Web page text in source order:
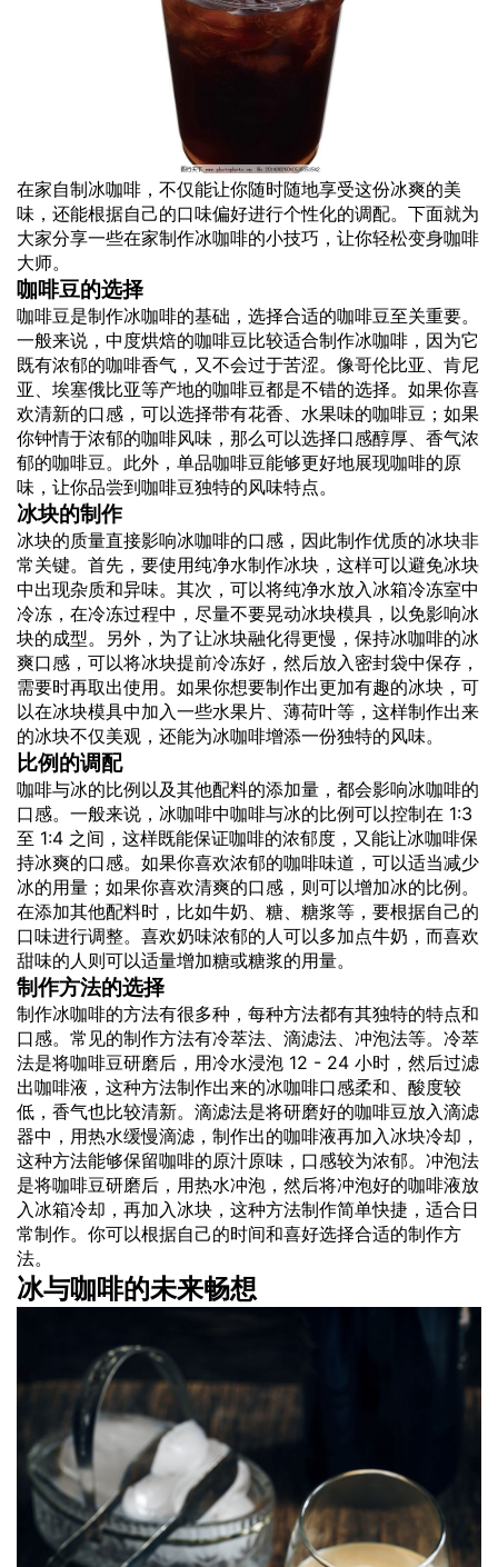
在家自制冰咖啡，不仅能让你随时随地享受这份冰爽的美
味，还能根据自己的口味偏好进行个性化的调配。下面就为
大家分享一些在家制作冰咖啡的小技巧，让你轻松变身咖啡
大师。
咖啡豆的选择
咖啡豆是制作冰咖啡的基础，选择合适的咖啡豆至关重要。
一般来说，中度烘焙的咖啡豆比较适合制作冰咖啡，因为它
既有浓郁的咖啡香气，又不会过于苦涩。像哥伦比亚、肯尼
亚、埃塞俄比亚等产地的咖啡豆都是不错的选择。如果你喜
欢清新的口感，可以选择带有花香、水果味的咖啡豆；如果
你钟情于浓郁的咖啡风味，那么可以选择口感醇厚、香气浓
郁的咖啡豆。此外，单品咖啡豆能够更好地展现咖啡的原
味，让你品尝到咖啡豆独特的风味特点。
冰块的制作
冰块的质量直接影响冰咖啡的口感，因此制作优质的冰块非
常关键。首先，要使用纯净水制作冰块，这样可以避免冰块
中出现杂质和异味。其次，可以将纯净水放入冰箱冷冻室中
冷冻，在冷冻过程中，尽量不要晃动冰块模具，以免影响冰
块的成型。另外，为了让冰块融化得更慢，保持冰咖啡的冰
爽口感，可以将冰块提前冷冻好，然后放入密封袋中保存，
需要时再取出使用。如果你想要制作出更加有趣的冰块，可
以在冰块模具中加入一些水果片、薄荷叶等，这样制作出来
的冰块不仅美观，还能为冰咖啡增添一份独特的风味。
比例的调配
咖啡与冰的比例以及其他配料的添加量，都会影响冰咖啡的
口感。一般来说，冰咖啡中咖啡与冰的比例可以控制在 1:3
至 1:4 之间，这样既能保证咖啡的浓郁度，又能让冰咖啡保
持冰爽的口感。如果你喜欢浓郁的咖啡味道，可以适当减少
冰的用量；如果你喜欢清爽的口感，则可以增加冰的比例。
在添加其他配料时，比如牛奶、糖、糖浆等，要根据自己的
口味进行调整。喜欢奶味浓郁的人可以多加点牛奶，而喜欢
甜味的人则可以适量增加糖或糖浆的用量。
制作方法的选择
制作冰咖啡的方法有很多种，每种方法都有其独特的特点和
口感。常见的制作方法有冷萃法、滴滤法、冲泡法等。冷萃
法是将咖啡豆研磨后，用冷水浸泡 12 - 24 小时，然后过滤
出咖啡液，这种方法制作出来的冰咖啡口感柔和、酸度较
低，香气也比较清新。滴滤法是将研磨好的咖啡豆放入滴滤
器中，用热水缓慢滴滤，制作出的咖啡液再加入冰块冷却，
这种方法能够保留咖啡的原汁原味，口感较为浓郁。冲泡法
是将咖啡豆研磨后，用热水冲泡，然后将冲泡好的咖啡液放
入冰箱冷却，再加入冰块，这种方法制作简单快捷，适合日
常制作。你可以根据自己的时间和喜好选择合适的制作方
法。
冰与咖啡的未来畅想